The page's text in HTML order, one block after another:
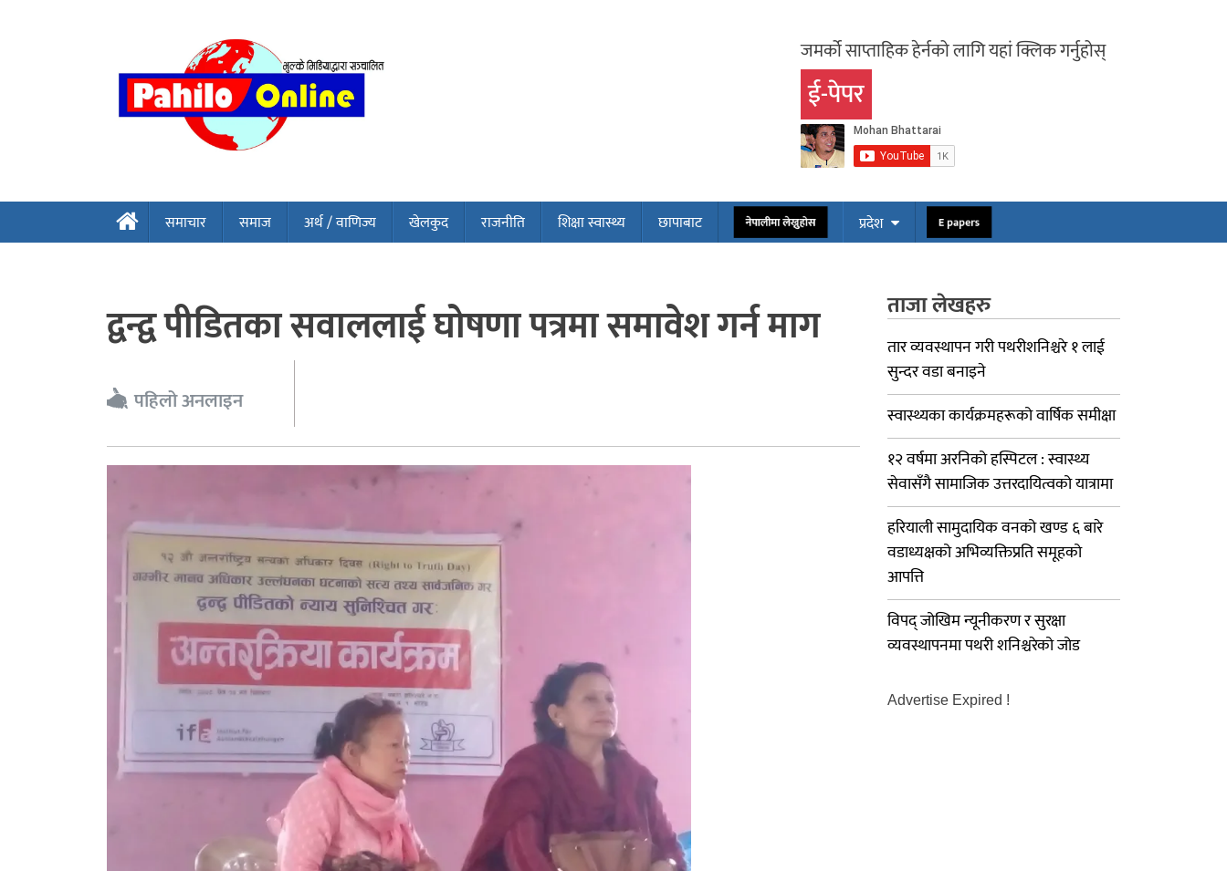
जमर्को साप्ताहिक हेर्नको लागि यहां क्लिक गर्नुहोस्
ई-पेपर
समाचार समाज अर्थ / वाणिज्य खेलकुद राजनीति शिक्षा स्वास्थ्य छापाबाट नेपालीमा लेख्नुहोस प्रदेश E papers
द्वन्द्व पीडितका सवाललाई घोषणा पत्रमा समावेश गर्न माग
पहिलो अनलाइन
ताजा लेखहरु
तार व्यवस्थापन गरी पथरीशनिश्चरे १ लाई
सुन्दर वडा बनाइने
स्वास्थ्यका कार्यक्रमहरूको वार्षिक समीक्षा
१२ वर्षमा अरनिको हस्पिटल : स्वास्थ्य
सेवासँगै सामाजिक उत्तरदायित्वको यात्रामा
हरियाली सामुदायिक वनको खण्ड ६ बारे
वडाध्यक्षको अभिव्यक्तिप्रति समूहको
आपत्ति
विपद् जोखिम न्यूनीकरण र सुरक्षा
व्यवस्थापनमा पथरी शनिश्चरेको जोड
Advertise Expired !